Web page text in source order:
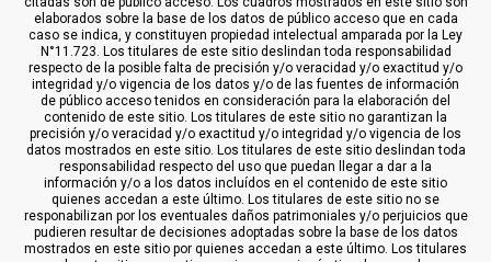
elaborados sobre la base de los datos de público acceso que en cada
caso se indica, y constituyen propiedad intelectual amparada por la Ley
N°11.723. Los titulares de este sitio deslindan toda responsabilidad
respecto de la posible falta de precisión y/o veracidad y/o exactitud y/o
integridad y/o vigencia de los datos y/o de las fuentes de información
de público acceso tenidos en consideración para la elaboración del
contenido de este sitio. Los titulares de este sitio no garantizan la
precisión y/o veracidad y/o exactitud y/o integridad y/o vigencia de los
datos mostrados en este sitio. Los titulares de este sitio deslindan toda
responsabilidad respecto del uso que puedan llegar a dar a la
información y/o a los datos incluídos en el contenido de este sitio
quienes accedan a este último. Los titulares de este sitio no se
responabilizan por los eventuales daños patrimoniales y/o perjuicios que
pudieren resultar de decisiones adoptadas sobre la base de los datos
mostrados en este sitio por quienes accedan a este último. Los titulares